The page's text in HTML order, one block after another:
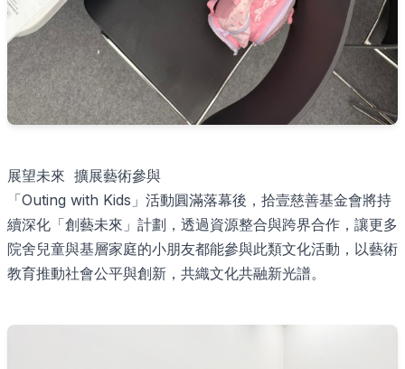
展望未來 擴展藝術參與
「Outing with Kids」活動圓滿落幕後，拾壹慈善基金會將持
續深化「創藝未來」計劃，透過資源整合與跨界合作，讓更多
院舍兒童與基層家庭的小朋友都能參與此類文化活動，以藝術
教育推動社會公平與創新，共織文化共融新光譜。